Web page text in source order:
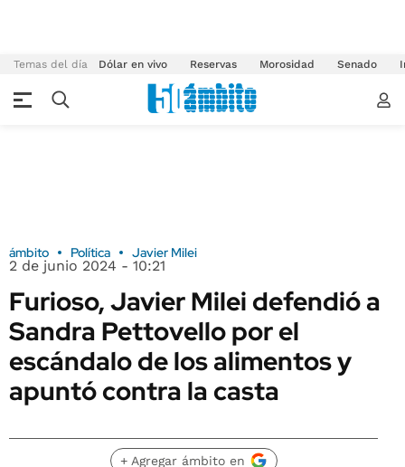
Temas del día Dólar en vivo Reservas Morosidad Senado
ámbito Política Javier Milei
2 de junio 2024 - 10:21
Furioso, Javier Milei defendió a
Sandra Pettovello por el
escándalo de los alimentos y
apuntó contra la casta
+ Agregar ámbito en